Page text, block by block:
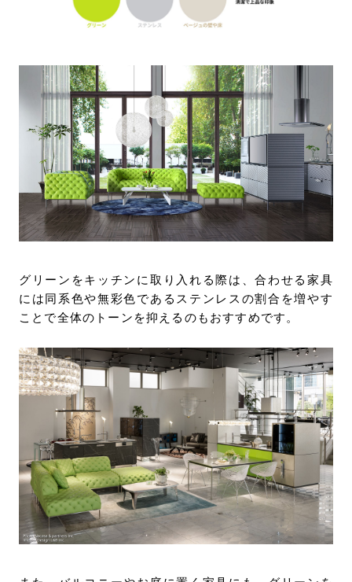
グリーンをキッチンに取り入れる際は、合わせる家具
には同系色や無彩色であるステンレスの割合を増やす
ことで全体のトーンを抑えるのもおすすめです。